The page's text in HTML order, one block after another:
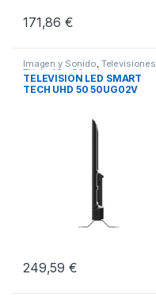
171,86€
Imagen y Sonido, Televisiones
TV de 46 a 50 pulgadas
TELEVISIÓN LED SMART
TECH UHD 50 50UG02V
249,59€